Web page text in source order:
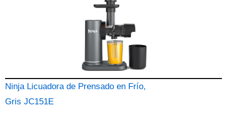
Ninja Licuadora de Prensado en Frío,
Gris JC151E